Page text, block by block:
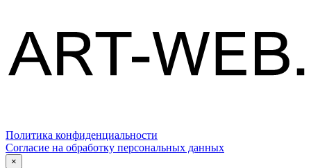
Политика конфиденциальности
Согласие на обработку персональных данных
×